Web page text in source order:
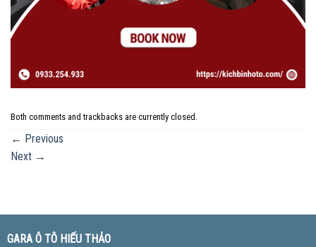
Both comments and trackbacks are currently closed.
← Previous
Next →
GARA Ô TÔ HIẾU THẢO